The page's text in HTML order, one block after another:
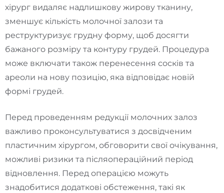
хірург видаляє надлишкову жирову тканину,
зменшує кількість молочної залози та
реструктуризує грудну форму, щоб досягти
бажаного розміру та контуру грудей. Процедура
може включати також перенесення сосків та
ареоли на нову позицію, яка відповідає новій
формі грудей.
Перед проведенням редукції молочних залоз
важливо проконсультуватися з досвідченим
пластичним хірургом, обговорити свої очікування,
можливі ризики та післяопераційний період
відновлення. Перед операцією можуть
знадобитися додаткові обстеження, такі як